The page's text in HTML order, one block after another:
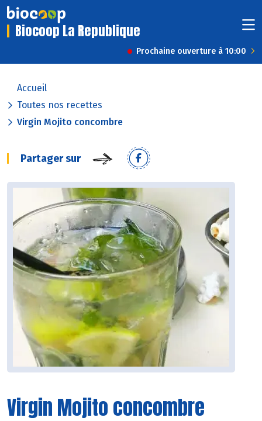
Biocoop La Republique
Prochaine ouverture à 10:00
Accueil
Toutes nos recettes
Virgin Mojito concombre
Partager sur
Virgin Mojito concombre